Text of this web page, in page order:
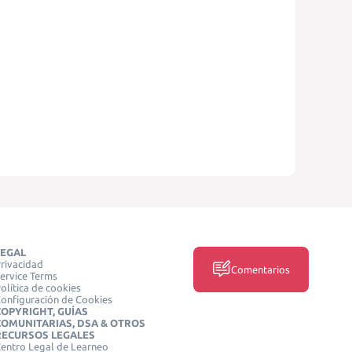
Terms
de cookies
de Cookies
GUÍAS
DSA & OTROS
LEGALES
Legal de Learneo
Comentarios